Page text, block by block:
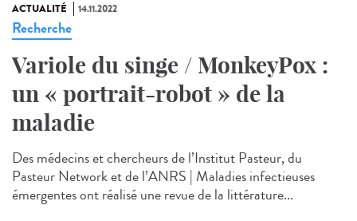
ACTUALITÉ 14.11.2022
Recherche
Variole du singe / MonkeyPox :
un « portrait-robot » de la
maladie
Des médecins et chercheurs de l’Institut Pasteur, du
Pasteur Network et de l’ANRS | Maladies infectieuses
émergentes ont réalisé une revue de la littérature...